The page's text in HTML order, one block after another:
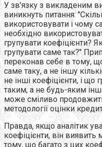
У зв'язку з викладеним
виникнуть питання:
використовувати і чому
необхідно
групувати коефіцієнти?
групувати саме так?"
переконав себе в тому,
саме таку, а не іншу
не інші коефіцієнти, і що
таким, а не будь-яким
може сміливо
методології оцінки
Правда, якщо аналітик
коефіцієнти, він
тому, що багато з цих